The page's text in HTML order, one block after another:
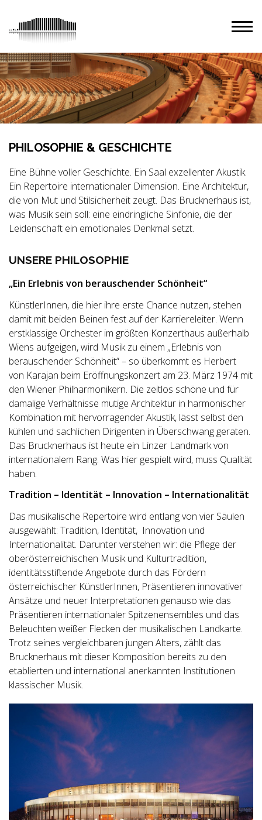
PHILOSOPHIE & GESCHICHTE
Eine Bühne voller Geschichte. Ein Saal exzellenter Akustik.
Ein Repertoire internationaler Dimension. Eine Architektur,
die von Mut und Stilsicherheit zeugt. Das Brucknerhaus ist,
was Musik sein soll: eine eindringliche Sinfonie, die der
Leidenschaft ein emotionales Denkmal setzt.
UNSERE PHILOSOPHIE
„Ein Erlebnis von berauschender Schönheit“
KünstlerInnen, die hier ihre erste Chance nutzen, stehen
damit mit beiden Beinen fest auf der Karriereleiter. Wenn
erstklassige Orchester im größten Konzerthaus außerhalb
Wiens aufgeigen, wird Musik zu einem „Erlebnis von
berauschender Schönheit“ – so überkommt es Herbert
von Karajan beim Eröffnungskonzert am 23. März 1974 mit
den Wiener Philharmonikern. Die zeitlos schöne und für
damalige Verhältnisse mutige Architektur in harmonischer
Kombination mit hervorragender Akustik, lässt selbst den
kühlen und sachlichen Dirigenten in Überschwang geraten.
Das Brucknerhaus ist heute ein Linzer Landmark von
internationalem Rang. Was hier gespielt wird, muss Qualität
haben.
Tradition – Identität – Innovation – Internationalität
Das musikalische Repertoire wird entlang von vier Säulen
ausgewählt: Tradition, Identität, Innovation und
Internationalität. Darunter verstehen wir: die Pflege der
oberösterreichischen Musik und Kulturtradition,
identitätsstiftende Angebote durch das Fördern
österreichischer KünstlerInnen, Präsentieren innovativer
Ansätze und neuer Interpretationen genauso wie das
Präsentieren internationaler Spitzenensembles und das
Beleuchten weißer Flecken der musikalischen Landkarte.
Trotz seines vergleichbaren jungen Alters, zählt das
Brucknerhaus mit dieser Komposition bereits zu den
etablierten und international anerkannten Institutionen
klassischer Musik.